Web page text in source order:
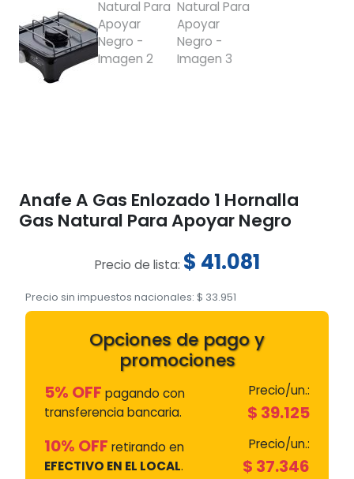
Anafe A Gas Enlozado 1 Hornalla
Gas Natural Para Apoyar Negro
Precio de lista: $ 41.081
Precio sin impuestos nacionales: $ 33.951
Opciones de pago y
promociones
5% OFF pagando con
transferencia bancaria.
Precio/un.:
$ 39.125
10% OFF retirando en
EFECTIVO EN EL LOCAL.
Precio/un.:
$ 37.346